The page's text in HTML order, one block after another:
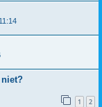
1 2